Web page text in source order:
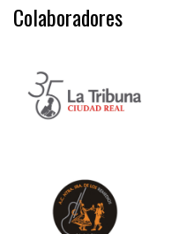
Colaboradores